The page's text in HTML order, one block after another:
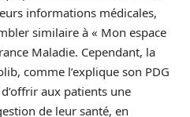
informations médicales,
similaire à « Mon espace
Maladie. Cependant, la
comme l’explique son PDG
aux patients une
de leur santé, en